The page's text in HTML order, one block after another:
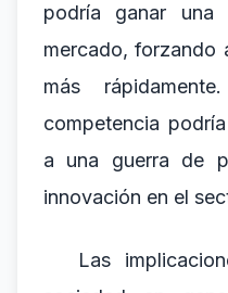
podría ganar una
mercado, forzando
más
competencia
a una guerra de
innovación en el
Las